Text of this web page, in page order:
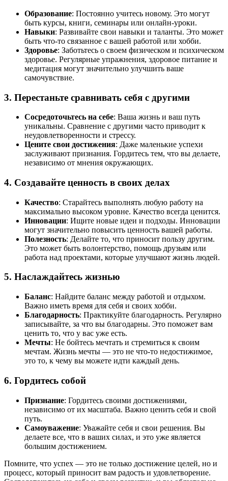
Образование: Постоянно учитесь новому. Это могут
быть курсы, книги, семинары или онлайн-уроки.
Навыки: Развивайте свои навыки и таланты. Это может
быть что-то связанное с вашей работой или хобби.
Здоровье: Заботьтесь о своем физическом и психическом
здоровье. Регулярные упражнения, здоровое питание и
медитация могут значительно улучшить ваше
самочувствие.
3. Перестаньте сравнивать себя с другими
Сосредоточьтесь на себе: Ваша жизнь и ваш путь
уникальны. Сравнение с другими часто приводит к
неудовлетворенности и стрессу.
Цените свои достижения: Даже маленькие успехи
заслуживают признания. Гордитесь тем, что вы делаете,
независимо от мнения окружающих.
4. Создавайте ценность в своих делах
Качество: Старайтесь выполнять любую работу на
максимально высоком уровне. Качество всегда ценится.
Инновации: Ищите новые идеи и подходы. Инновации
могут значительно повысить ценность вашей работы.
Полезность: Делайте то, что приносит пользу другим.
Это может быть волонтерство, помощь друзьям или
работа над проектами, которые улучшают жизнь людей.
5. Наслаждайтесь жизнью
Баланс: Найдите баланс между работой и отдыхом.
Важно иметь время для себя и своих хобби.
Благодарность: Практикуйте благодарность. Регулярно
записывайте, за что вы благодарны. Это поможет вам
ценить то, что у вас уже есть.
Мечты: Не бойтесь мечтать и стремиться к своим
мечтам. Жизнь мечты — это не что-то недостижимое,
это то, к чему вы можете идти каждый день.
6. Гордитесь собой
Признание: Гордитесь своими достижениями,
независимо от их масштаба. Важно ценить себя и свой
путь.
Самоуважение: Уважайте себя и свои решения. Вы
делаете все, что в ваших силах, и это уже является
большим достижением.
Помните, что успех — это не только достижение целей, но и
процесс, который приносит вам радость и удовлетворение.